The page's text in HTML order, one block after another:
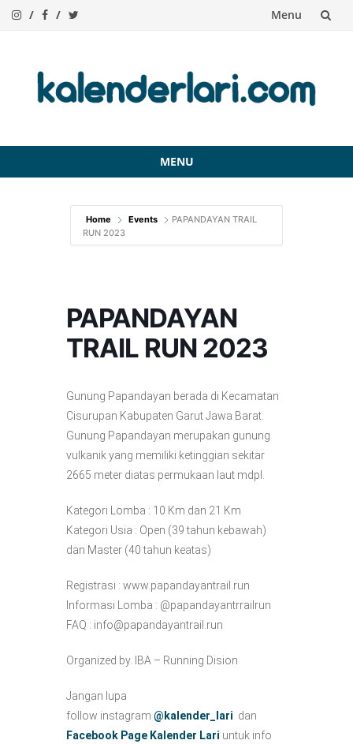
Menu
content
MENU
Home Events
PAPANDAYAN TRAIL
RUN 2023
PAPANDAYAN
TRAIL RUN 2023
Gunung Papandayan berada di Kecamatan
Cisurupan Kabupaten Garut Jawa Barat.
Gunung Papandayan merupakan gunung
vulkanik yang memiliki ketinggian sekitar
2665 meter diatas permukaan laut mdpl.
Kategori Lomba : 10 Km dan 21 Km
Kategori Usia : Open (39 tahun kebawah)
dan Master (40 tahun keatas)
Registrasi : www.papandayantrail.run
Informasi Lomba : @papandayantrrailrun
FAQ : info@papandayantrail.run
Organized by. IBA – Running Dision
Jangan lupa
follow instagram @kalender_lari dan
Facebook Page Kalender Lari untuk info